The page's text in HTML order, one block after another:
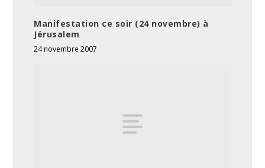
Manifestation ce soir (24 novembre) à
Jérusalem
24 novembre 2007